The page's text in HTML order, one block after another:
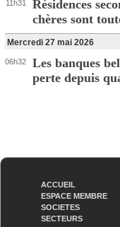
11h31
Résidences
chères sont
Mercredi 27 mai 2026
06h32
Les banques
perte depuis
ACCUEIL
ESPACE MEMBRE
SOCIETES
SECTEURS